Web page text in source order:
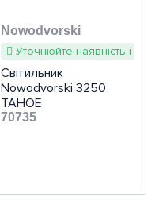
Nowodvorski
Уточнюйте наявність і
Світильник
Nowodvorski 3250
TAHOE
70735